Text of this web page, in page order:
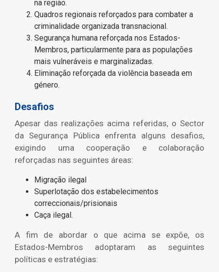
na região.
Quadros regionais reforçados para combater a
criminalidade organizada transnacional.
Segurança humana reforçada nos Estados-
Membros, particularmente para as populações
mais vulneráveis e marginalizadas.
Eliminação reforçada da violência baseada em
género.
Desafios
Apesar das realizações acima referidas, o Sector
da Segurança Pública enfrenta alguns desafios,
exigindo uma cooperação e colaboração
reforçadas nas seguintes áreas:
Migração ilegal
Superlotação dos estabelecimentos
correccionais/prisionais
Caça ilegal.
A fim de abordar o que acima se expõe, os
Estados-Membros adoptaram as seguintes
políticas e estratégias: